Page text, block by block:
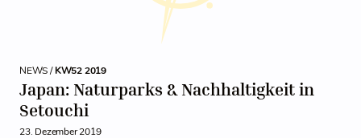
NEWS /KW52 2019
Japan: Naturparks & Nachhaltigkeit in
Setouchi
23. Dezember 2019